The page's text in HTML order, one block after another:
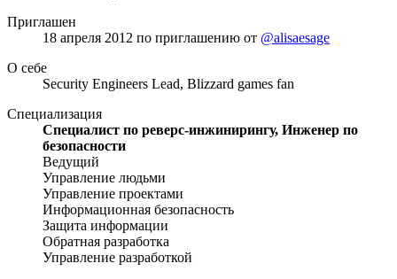
Приглашен
18 апреля 2012 по приглашению от @alisaesage
О себе
Security Engineers Lead, Blizzard games fan
Специализация
Специалист по реверс-инжинирингу, Инженер по
безопасности
Ведущий
Управление людьми
Управление проектами
Информационная безопасность
Защита информации
Обратная разработка
Управление разработкой